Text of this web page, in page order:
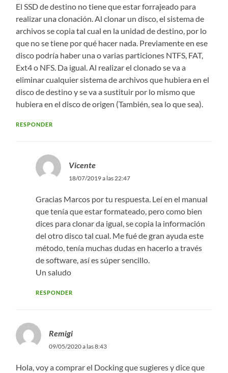
El SSD de destino no tiene que estar forrajeado para
realizar una clonación. Al clonar un disco, el sistema de
archivos se copia tal cual en la unidad de destino, por lo
que no se tiene por qué hacer nada. Previamente en ese
disco podría haber una o varias particiones NTFS, FAT,
Ext4 o NFS. Da igual. Al realizar el clonado se va a
eliminar cualquier sistema de archivos que hubiera en el
disco de destino y se va a sustituir por lo mismo que
hubiera en el disco de origen (También, sea lo que sea).
RESPONDER
Vicente
18/07/2019 a las 22:47
Gracias Marcos por tu respuesta. Leí en el manual
que tenía que estar formateado, pero como bien
dices para clonar da igual, se copia la información
del otro disco tal cual. Me fué de gran ayuda este
método, tenía muchas dudas en hacerlo a través
de software, así es súper sencillo.
Un saludo
RESPONDER
Remigi
09/05/2020 a las 8:43
Hola, voy a comprar el Docking que sugieres y dice que